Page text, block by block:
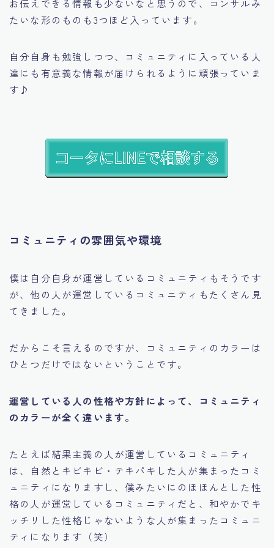
お伝えできる情報も少ないなと思うので、コンサルみ
たいな形のものも3つほど入っています。
自分自身も勉強しつつ、コミュニティに入っている人
達にも有意義な情報が届けられるように頑張っていま
す♪
コミュニティの雰囲気や環境
僕は自分自身が運営しているコミュニティもそうです
が、他の人が運営しているコミュニティもたくさん見
てきました。
だからこそ言えるのですが、
コミュニティのカラーは
ひとつだけではない ということです。
運営している人の性格や方針によって、コミュニティ
のカラーが全く違います。
たとえば結果主義の人が運営しているコミュニティ
は、
自然とキビキビ・テキパキした人が集まったコミ
ュニティ になりますし、僕みたいにのほほんとした性
格の人が運営しているコミュニティだと、 和やかでキ
ッチリした性格じゃないような人が集まったコミュニ
ティ になります（笑）